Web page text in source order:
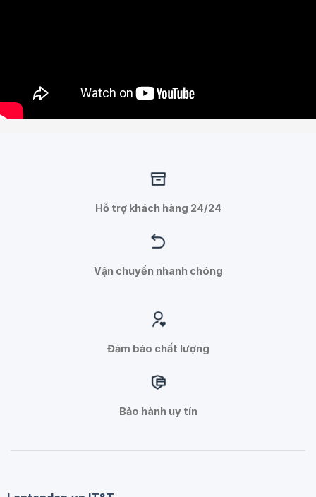
Hỗ trợ khách hàng 24/24
Vận chuyển nhanh chóng
Đảm bảo chất lượng
Bảo hành uy tín